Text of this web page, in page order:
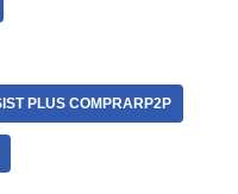
PLUS COMPRARP2P